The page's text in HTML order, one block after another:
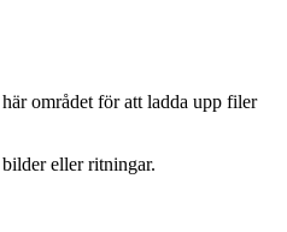
området för att ladda upp filer
eller ritningar.